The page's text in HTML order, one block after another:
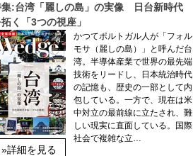
集:台湾「麗しの島」の実像 日台新時代
く「3つの視座」
»詳細を見る
かつてポルトガル人が「フォル
モサ（麗しの島）」と呼んだ台
湾。半導体産業で世界の最先端
技術をリードし、日本統治時代
の記憶も、歴史の一部として内
包している。一方で、現在は米
中対立の最前線に立たされ、難
しい現実に直面している。国際
社会で複雑な立…